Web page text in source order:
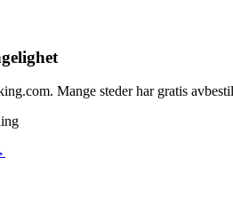
Mange steder har gratis